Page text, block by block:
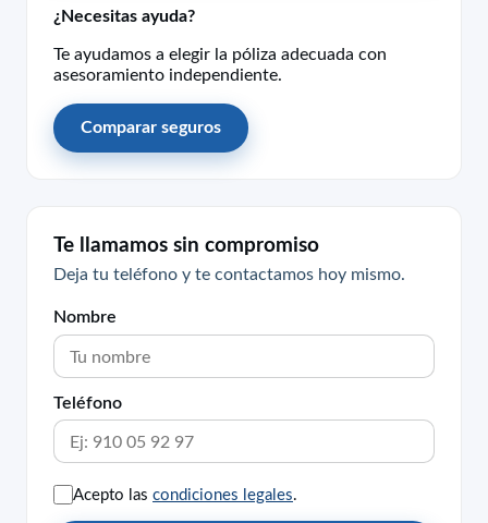
¿Necesitas ayuda?
Te ayudamos a elegir la póliza adecuada con
asesoramiento independiente.
Comparar seguros
Te llamamos sin compromiso
Deja tu teléfono y te contactamos hoy mismo.
Nombre
Teléfono
Acepto las condiciones legales.